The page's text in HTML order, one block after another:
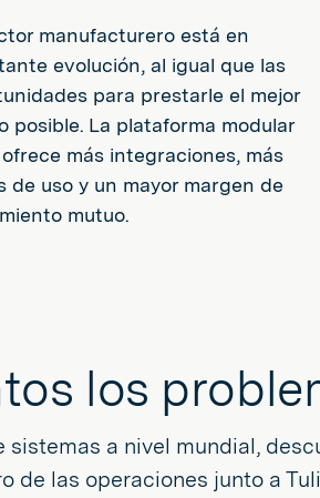
manufacturero está en
evolución, al igual que las
para prestarle el mejor
posible. La plataforma modular
más integraciones, más
de uso y un mayor margen de
mutuo.
los
a nivel mundial,
de las operaciones junto a